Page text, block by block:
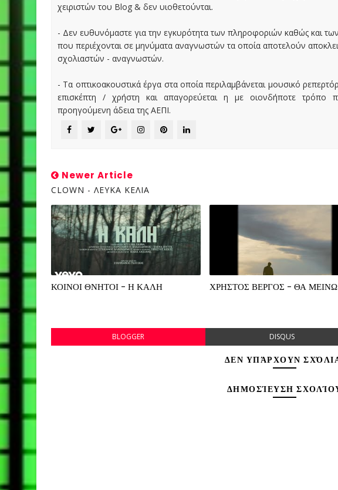
χειριστών του Blog & δεν υιοθετούνται.
- Δεν ευθυνόμαστε για την εγκυρότητα των πληροφοριών καθώς και
που περιέχονται σε μηνύματα αναγνωστών τα οποία αποτελούν
σχολιαστών - αναγνωστών.
- Τα οπτικοακουστικά έργα στα οποία περιλαμβάνεται μουσικό
επισκέπτη / χρήστη και απαγορεύεται η με οιονδήποτε τρόπο
προηγούμενη άδεια της ΑΕΠΙ.
Newer Article
CLOWN - ΛΕΥΚΑ ΚΕΛΙΑ
ΚΟΙΝΟΙ ΘΝΗΤΟΙ - Η ΚΑΛΗ ΧΡΗΣΤΟΣ ΒΕΡΓΟΣ - ΘΑ ΜΕΙΝΩ
BLOGGER DISQUS
ΔΕΝ ΥΠΆΡΧΟΥΝ
ΔΗΜΟΣΊΕΥΣΗ